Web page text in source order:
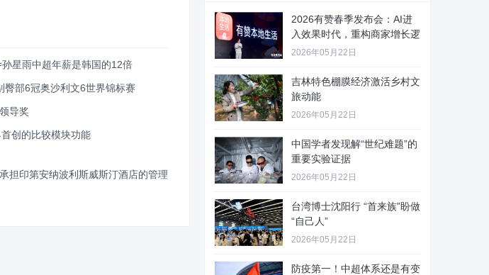
星雨中超年薪是韩国的12倍
臀部6冠奥沙利文6世界锦标赛
导奖
创的比较模块功能
担印第安纳波利斯威斯汀酒店的管理
2026有赞春季发布会：AI进
入效果时代，重构商家增长逻
2026年05月22日
吉林特色棚膜经济激活乡村文
旅动能
2026年05月22日
中国学者发现解“世纪难题”的
重要实验证据
2026年05月22日
台湾博士沈阳行 “首来族”盼做
“自己人”
2026年05月22日
防疫第一！中超体系还是有变